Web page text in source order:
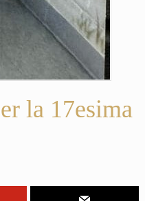
la 17esima